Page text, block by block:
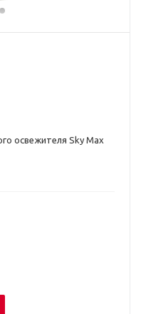
освежителя Sky Max